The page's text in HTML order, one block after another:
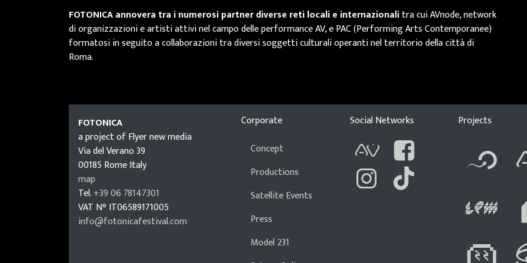
FOTONICA annovera tra i numerosi partner diverse reti locali e internazionalitra cui AVnode, network
di organizzazioni e artisti attivi nel campo delle performance AV, e PAC (Performing Arts Contemporanee)
formatosi in seguito a collaborazioni tra diversi soggetti culturali operanti nel territorio della città di
Roma.
FOTONICA
FOTONICA
a project of Flyer new media
Via del Verano 39
00185 RomeItaly
map
Tel.+39 06 78147301
VAT N° IT06589171005
info@fotonicafestival.com
Corporate
Concept
Productions
Satellite Events
Press
Model 231
Social Networks
AVnodeFacebook
Projects